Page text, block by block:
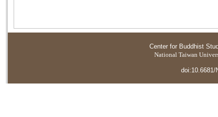
Center for Buddhist
National Taiwan
doi:10.6681/